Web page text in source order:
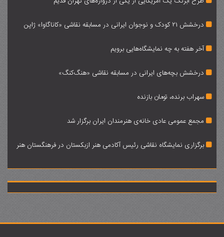
درخشش 21 کودک و نوجوان ایرانی در مسابقه نقاشی «کاناگاوا» ژاپن
آخر هفته به چه نمایشگاه‌هایی برویم
درخشش بچه‌های ایرانی در مسابقه نقاشی «هنگ‌کنگ»
سهراب برنده، تومان بازنده
مجمع عمومی عادی خانه‌ی هنرمندان ایران برگزار شد
برگزاری نمایشگاه نقاشی رئیس آکادمی هنر ازبکستان در فرهنگستان هنر